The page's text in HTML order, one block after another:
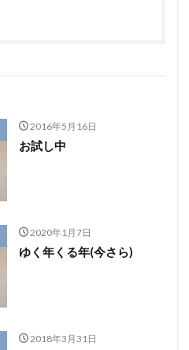
2016年5月16日
お試し中
2020年1月7日
ゆく年くる年(今さら)
2018年3月31日